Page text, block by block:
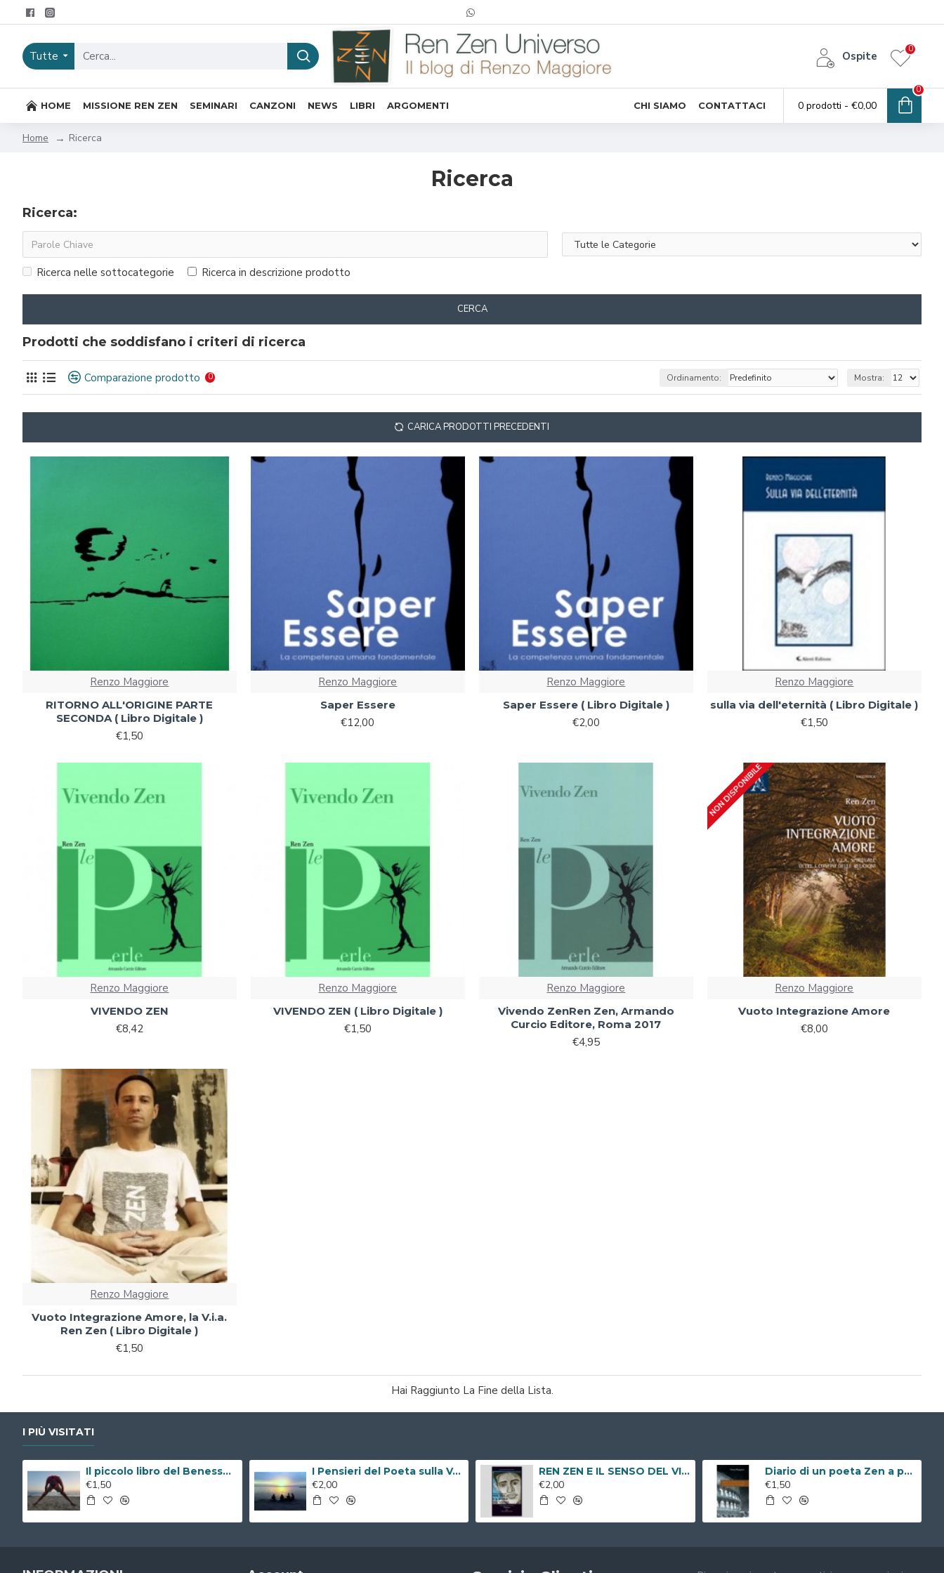
Tutte Ospite
0
HOME MISSIONE REN ZEN SEMINARI CANZONI NEWS LIBRI ARGOMENTI CHI SIAMO CONTATTACI 0 prodotti - €0,00
0
Home Ricerca
Ricerca
Ricerca:
Ricerca nelle sottocategorie Ricerca in descrizione prodotto
CERCA
Prodotti che soddisfano i criteri di ricerca
Comparazione prodotto 0 Ordinamento: Mostra:
CARICA PRODOTTI PRECEDENTI
Renzo Maggiore
RITORNO ALL'ORIGINE PARTE
SECONDA ( Libro Digitale )
€1,50
Renzo Maggiore
Saper Essere
€12,00
Renzo Maggiore
Saper Essere ( Libro Digitale )
€2,00
Renzo Maggiore
sulla via dell'eternità ( Libro Digitale )
€1,50
Renzo Maggiore
VIVENDO ZEN
€8,42
Renzo Maggiore
VIVENDO ZEN ( Libro Digitale )
€1,50
Renzo Maggiore
Vivendo ZenRen Zen, Armando
Curcio Editore, Roma 2017
€4,95
NON DISPONIBILE
Renzo Maggiore
Vuoto Integrazione Amore
€8,00
Renzo Maggiore
Vuoto Integrazione Amore, la V.i.a.
Ren Zen ( Libro Digitale )
€1,50
Hai Raggiunto La Fine della Lista.
I PIÙ VISITATI
Il piccolo libro del Benessere ( Libro Digitale )
€1,50
I Pensieri del Poeta sulla V.i.a. ( Libro Digitale )
€2,00
REN ZEN E IL SENSO DEL VIVERE ( Libro Digitale )
€2,00
Diario di un poeta Zen a passeggio per Roma ( Libro Digitale )
€1,50